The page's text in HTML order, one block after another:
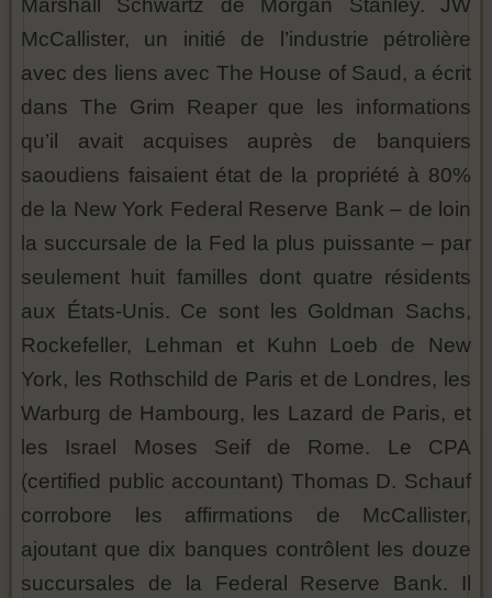
McCallister, un initié de l’industrie pétrolière
avec des liens avec The House of Saud, a écrit
dans The Grim Reaper que les informations
qu’il avait acquises auprès de banquiers
saoudiens faisaient état de la propriété à 80%
de la New York Federal Reserve Bank – de loin
la succursale de la Fed la plus puissante – par
seulement huit familles dont quatre résidents
aux États-Unis. Ce sont les Goldman Sachs,
Rockefeller, Lehman et Kuhn Loeb de New
York, les Rothschild de Paris et de Londres, les
Warburg de Hambourg, les Lazard de Paris, et
les Israel Moses Seif de Rome. Le CPA
(certified public accountant) Thomas D. Schauf
corrobore les affirmations de McCallister,
ajoutant que dix banques contrôlent les douze
succursales de la Federal Reserve Bank. Il